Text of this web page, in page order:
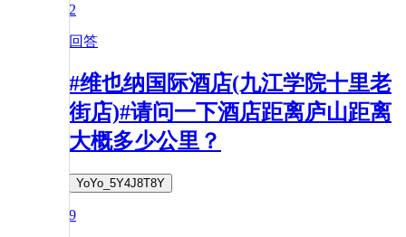
2
回答
#维也纳国际酒店(九江学院十里老
街店)#请问一下酒店距离庐山距离
大概多少公里？
YoYo_5Y4J8T8Y
9